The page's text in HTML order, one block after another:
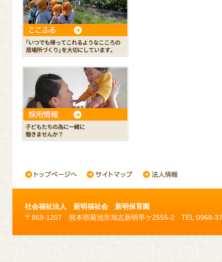
社会福祉法人 新明福祉会 新明保育園
〒869-1207 熊本県菊池市旭志新明早ケ2555-2 TEL:0968-